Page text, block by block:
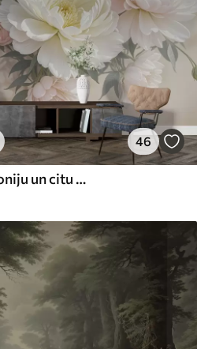
46
Sulīgu, pasteļkrāsu peoniju un citu ziedu pušķis uz maiga, izplūduša fona